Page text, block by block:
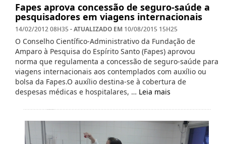
Fapes aprova concessão de seguro-saúde a
pesquisadores em viagens internacionais
14/02/2012 08H35- ATUALIZADO EM 10/08/2015 15H25
O Conselho Científico-Administrativo da Fundação de
Amparo à Pesquisa do Espírito Santo (Fapes) aprovou
norma que regulamenta a concessão de seguro-saúde para
viagens internacionais aos contemplados com auxílio ou
bolsa da Fapes.O auxílio destina-se à cobertura de
despesas médicas e hospitalares, … Leia mais